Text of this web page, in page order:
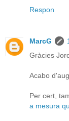
Respon
MarcG
Gràcies
Acabo
Per cert,
a mesura